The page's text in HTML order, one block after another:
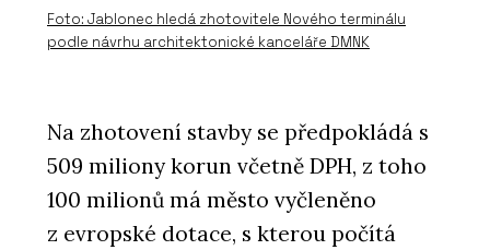
Foto: Jablonec hledá zhotovitele Nového terminálu
podle návrhu architektonické kanceláře DMNK
Na zhotovení stavby se předpokládá s
509 miliony korun včetně DPH, z toho
100 milionů má město vyčleněno
z evropské dotace, s kterou počítá